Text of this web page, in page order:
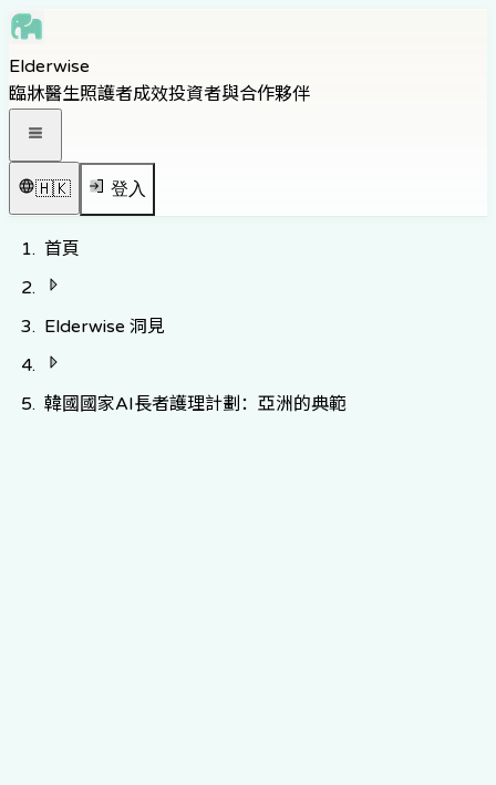
Skip to navigation
Skip to footer
Elderwise
臨牀醫生照護者成效投資者與合作夥伴
🇭🇰 登入
首頁
Elderwise 洞見
韓國國家AI長者護理計劃：亞洲的典範